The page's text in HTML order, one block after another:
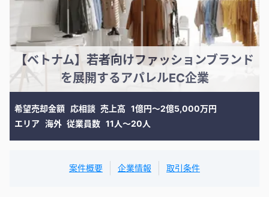
【ベトナム】若者向けファッションブランド
を展開するアパレルEC企業
希望売却金額 応相談 売上高 1億円〜2億5,000万円
エリア 海外 従業員数 11人〜20人
案件概要 企業情報 取引条件